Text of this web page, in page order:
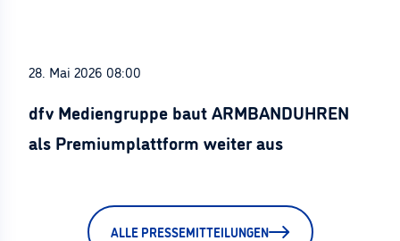
28. Mai 2026 08:00
dfv Mediengruppe baut ARMBANDUHREN
als Premiumplattform weiter aus
ALLE PRESSEMITTEILUNGEN